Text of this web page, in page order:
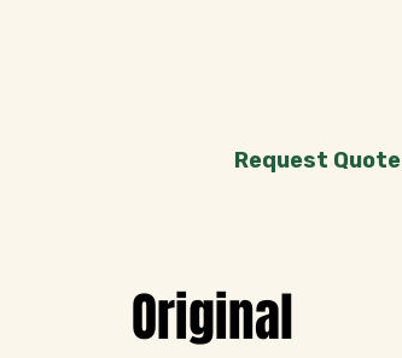
Original
Request Quote